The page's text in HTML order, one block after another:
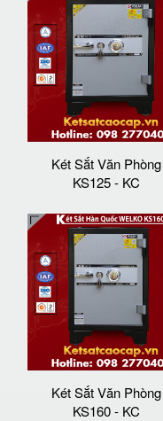
Két Sắt Văn Phòng
KS125 - KC
Két Sắt Văn Phòng
KS160 - KC